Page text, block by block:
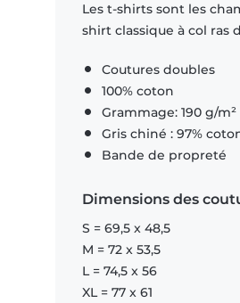
Les t-shirts sont les
shirt classique à col ras
Coutures doubles
100% coton
Grammage: 190 g/m²
Gris chiné : 97%
Bande de propreté
Dimensions des
S = 69,5 x 48,5
M = 72 x 53,5
L = 74,5 x 56
XL = 77 x 61